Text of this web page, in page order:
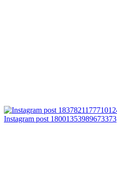
Instagram post 18001353989673373